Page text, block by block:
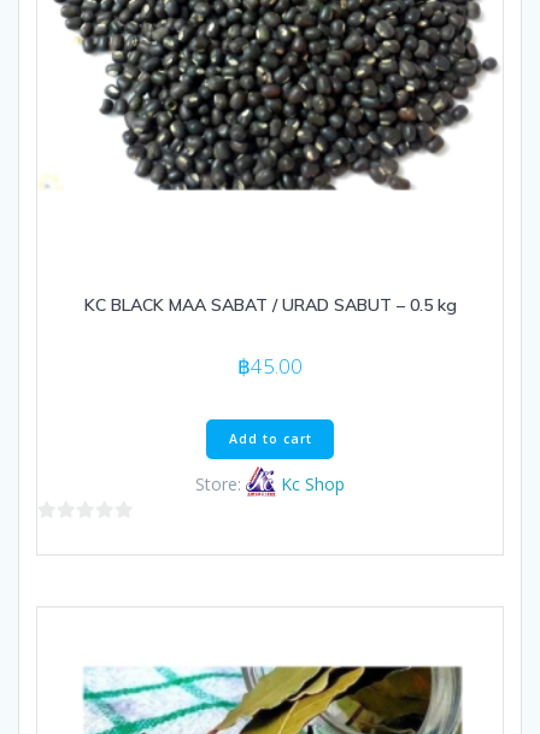
KC BLACK MAA SABAT / URAD SABUT – 0.5 kg
฿45.00
Add to cart
Store: Kc Shop